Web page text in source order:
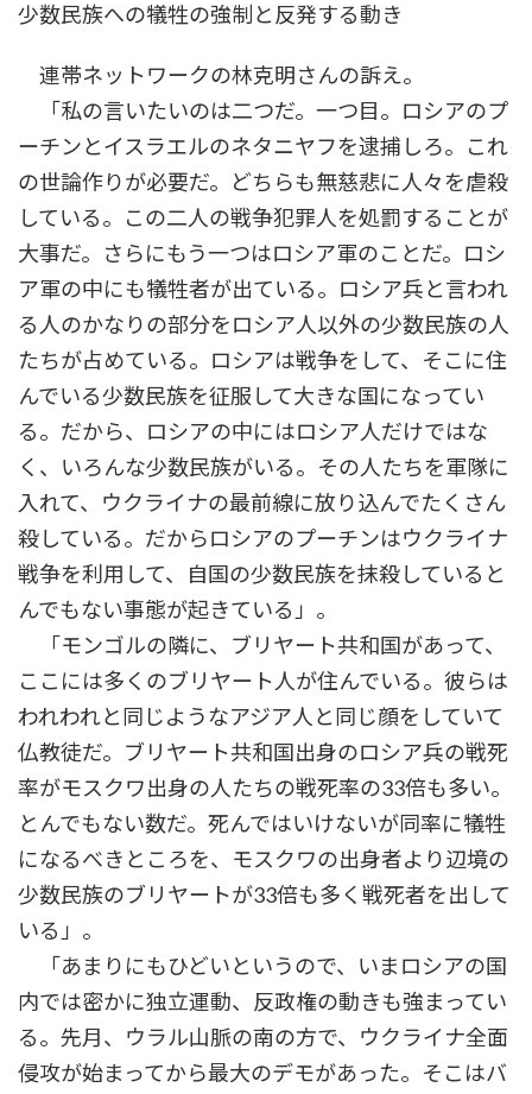
少数民族への犠牲の強制と反発する動き
連帯ネットワークの林克明さんの訴え。
「私の言いたいのは二つだ。一つ目。ロシアのプ
ーチンとイスラエルのネタニヤフを逮捕しろ。これ
の世論作りが必要だ。どちらも無慈悲に人々を虐殺
している。この二人の戦争犯罪人を処罰することが
大事だ。さらにもう一つはロシア軍のことだ。ロシ
ア軍の中にも犠牲者が出ている。ロシア兵と言われ
る人のかなりの部分をロシア人以外の少数民族の人
たちが占めている。ロシアは戦争をして、そこに住
んでいる少数民族を征服して大きな国になってい
る。だから、ロシアの中にはロシア人だけではな
く、いろんな少数民族がいる。その人たちを軍隊に
入れて、ウクライナの最前線に放り込んでたくさん
殺している。だからロシアのプーチンはウクライナ
戦争を利用して、自国の少数民族を抹殺していると
んでもない事態が起きている」。
「モンゴルの隣に、ブリヤート共和国があって、
ここには多くのブリヤート人が住んでいる。彼らは
われわれと同じようなアジア人と同じ顔をしていて
仏教徒だ。ブリヤート共和国出身のロシア兵の戦死
率がモスクワ出身の人たちの戦死率の33倍も多い。
とんでもない数だ。死んではいけないが同率に犠牲
になるべきところを、モスクワの出身者より辺境の
少数民族のブリヤートが33倍も多く戦死者を出して
いる」。
「あまりにもひどいというので、いまロシアの国
内では密かに独立運動、反政権の動きも強まってい
る。先月、ウラル山脈の南の方で、ウクライナ全面
侵攻が始まってから最大のデモがあった。そこはバ